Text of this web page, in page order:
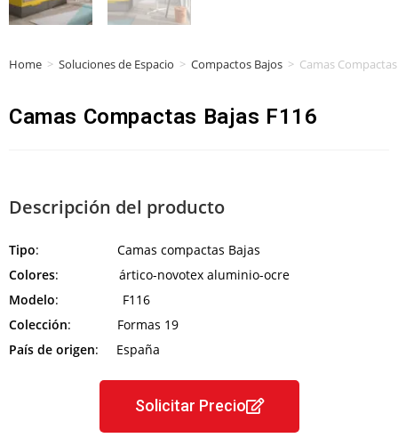
Home > Soluciones de Espacio > Compactos Bajos > Camas
Camas Compactas Bajas F116
Descripción del producto
Tipo: Camas compactas Bajas
Colores: ártico-novotex aluminio-ocre
Modelo: F116
Colección: Formas 19
País de origen: España
Solicitar Precio